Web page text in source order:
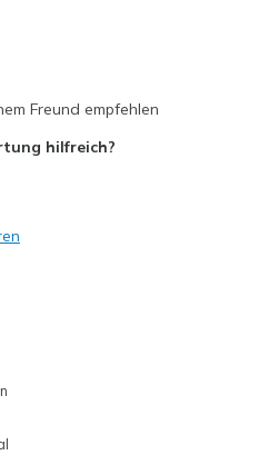
to width
are for Wearing
Freund empfehlen
hilfreich?